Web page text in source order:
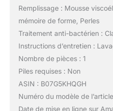
Remplissage : Mousse
mémoire de forme, Perles
Traitement anti-bactérien :
Instructions d’entretien :
Nombre de pièces : 1
Piles requises : Non
ASIN : B07G5KHQGH
Numéro du modèle de
Date de mise en ligne sur